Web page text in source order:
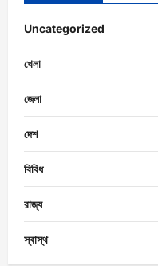
Uncategorized
খেলা
জেলা
দেশ
বিবিধ
রাজ্য
স্বাস্থ